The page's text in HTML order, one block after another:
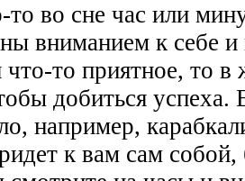
то во сне час или
вниманием к себе
то приятное, то в
добиться
например,
к вам сам